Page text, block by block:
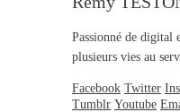
Passionné de digital
plusieurs vies au
Facebook Twitter
Tumblr Youtube